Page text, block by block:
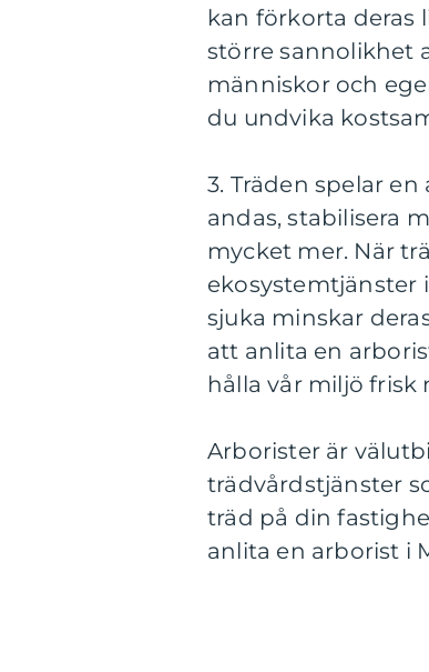
kan förkorta deras
större sannolikhet
människor och
du undvika
3. Träden spelar
andas, stabilisera
mycket mer. När
ekosystemtjänster
sjuka minskar
att anlita en
hålla vår miljö frisk
Arborister är
trädvårdstjänster
träd på din
anlita en arborist i